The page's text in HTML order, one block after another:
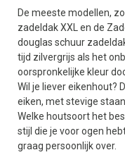
De meeste modellen,
zadeldak XXL en de
douglas schuur
tijd zilvergrijs als het
oorspronkelijke kleur
Wil je liever eikenhout?
eiken, met stevige
Welke houtsoort het
stijl die je voor ogen
graag persoonlijk over.